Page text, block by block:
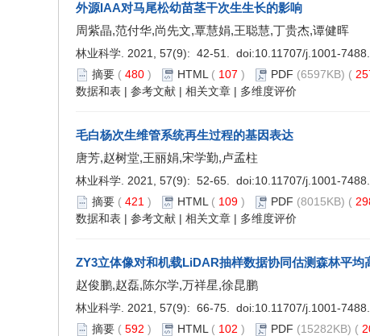
外源IAA对马尾松幼苗茎干次生生长的影响
周紫晶,范付华,尚先文,覃慧娟,王聪慧,丁贵杰,谭健晖
林业科学. 2021, 57(9): 42-51. doi:10.11707/j.1001-
摘要 ( 480 ) HTML ( 107 ) PDF (6597KB) (
数据和表 | 参考文献 | 相关文章 | 多维度评价
毛白杨次生维管系统再生过程的基因表达
唐芳,赵树堂,王丽娟,宋学勤,卢孟柱
林业科学. 2021, 57(9): 52-65. doi:10.11707/j.1001-
摘要 ( 421 ) HTML ( 109 ) PDF (8015KB) (
数据和表 | 参考文献 | 相关文章 | 多维度评价
ZY3立体像对和机载LiDAR抽样数据协同估测森林平均
赵俊鹏,赵磊,陈尔学,万祥星,徐昆鹏
林业科学. 2021, 57(9): 66-75. doi:10.11707/j.1001-
摘要 ( 592 ) HTML ( 102 ) PDF (15282KB) (